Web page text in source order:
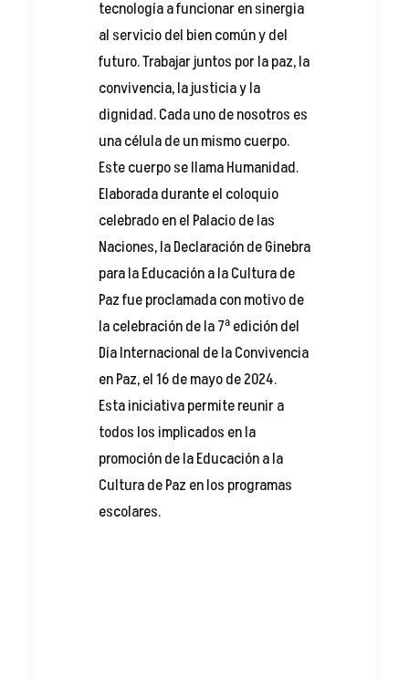
tecnología a funcionar en sinergia
al servicio del bien común y del
futuro. Trabajar juntos por la paz, la
convivencia, la justicia y la
dignidad. Cada uno de nosotros es
una célula de un mismo cuerpo.
Este cuerpo se llama Humanidad.
Elaborada durante el coloquio
celebrado en el Palacio de las
Naciones, la Declaración de Ginebra
para la Educación a la Cultura de
Paz fue proclamada con motivo de
la celebración de la 7ª edición del
Día Internacional de la Convivencia
en Paz, el 16 de mayo de 2024.
Esta iniciativa permite reunir a
todos los implicados en la
promoción de la Educación a la
Cultura de Paz en los programas
escolares.